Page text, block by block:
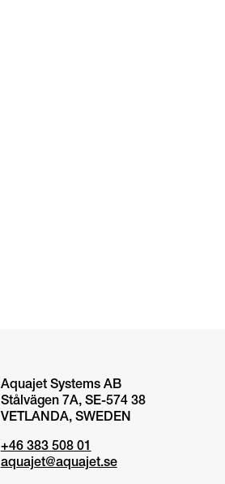
Aquajet Systems AB
Stålvägen 7A, SE-574 38
VETLANDA, SWEDEN
+46 383 508 01
aquajet@aquajet.se